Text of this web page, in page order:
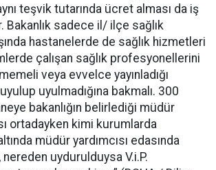
teşvik tutarında ücret alması da iş
Bakanlık sadece il/ ilçe sağlık
hastanelerde de sağlık hizmetleri
çalışan sağlık profesyonellerini
veya evvelce yayınladığı
uyulmadığına bakmalı. 300
bakanlığın belirlediği müdür
ortadayken kimi kurumlarda
müdür yardımcısı edasında
nereden uydurulduysa V.i.P.